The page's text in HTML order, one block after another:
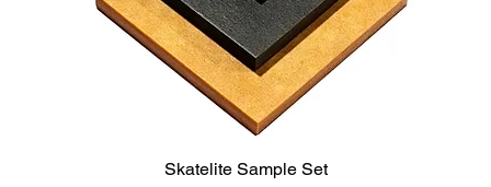
Skatelite Sample Set